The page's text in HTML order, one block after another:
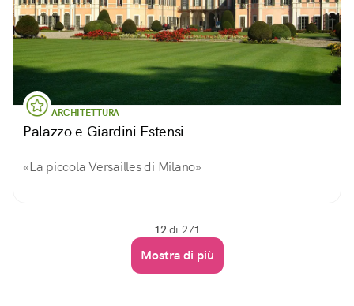
ARCHITETTURA
Palazzo e Giardini Estensi
«La piccola Versailles di Milano»
12di 271
Mostra di più